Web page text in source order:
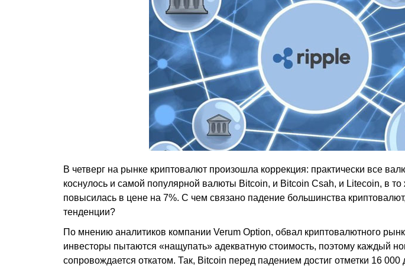
В четверг на рынке криптовалют произошла коррекция: практически все
коснулось и самой популярной валюты Bitcoin, и Bitcoin Csah, и Litecoin, в
повысилась в цене на 7%. С чем связано падение большинства
тенденции?
По мнению аналитиков компании Verum Option, обвал криптовалютного
инвесторы пытаются «нащупать» адекватную стоимость, поэтому каждый
сопровождается откатом. Так, Bitcoin перед падением достиг отметки 16